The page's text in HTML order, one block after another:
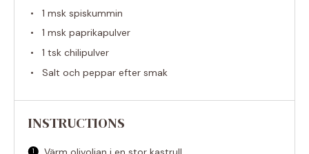
1 msk spiskummin
1 msk paprikapulver
1 tsk chilipulver
Salt och peppar efter smak
INSTRUCTIONS